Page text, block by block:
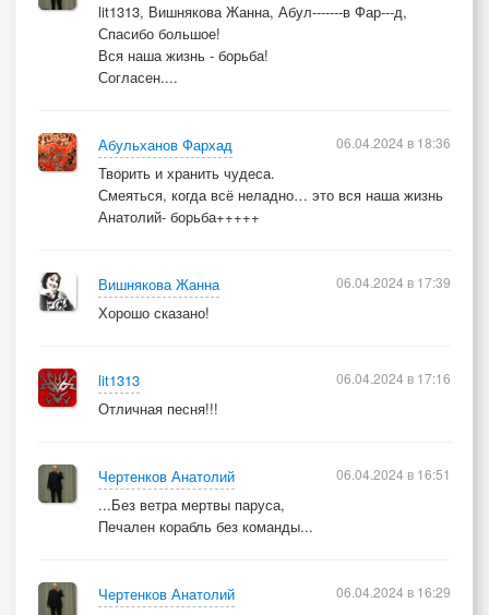
lit1313, Вишнякова Жанна, Абул-------в Фар---д,
Спасибо большое!
Вся наша жизнь - борьба!
Согласен....
Абульханов Фархад
Творить и хранить чудеса.
Смеяться, когда всё неладно… это вся наша жизнь
Анатолий- борьба+++++
06.04.2024 в 18:36
Вишнякова Жанна
Хорошо сказано!
06.04.2024 в 17:39
lit1313
Отличная песня!!!
06.04.2024 в 17:16
Чертенков Анатолий
...Без ветра мертвы паруса,
Печален корабль без команды...
06.04.2024 в 16:51
Чертенков Анатолий
06.04.2024 в 16:29